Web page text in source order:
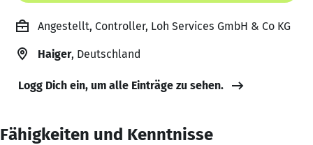
Angestellt, Controller, Loh Services GmbH & Co KG
Haiger, Deutschland
Logg Dich ein, um alle Einträge zu sehen.
Fähigkeiten und Kenntnisse